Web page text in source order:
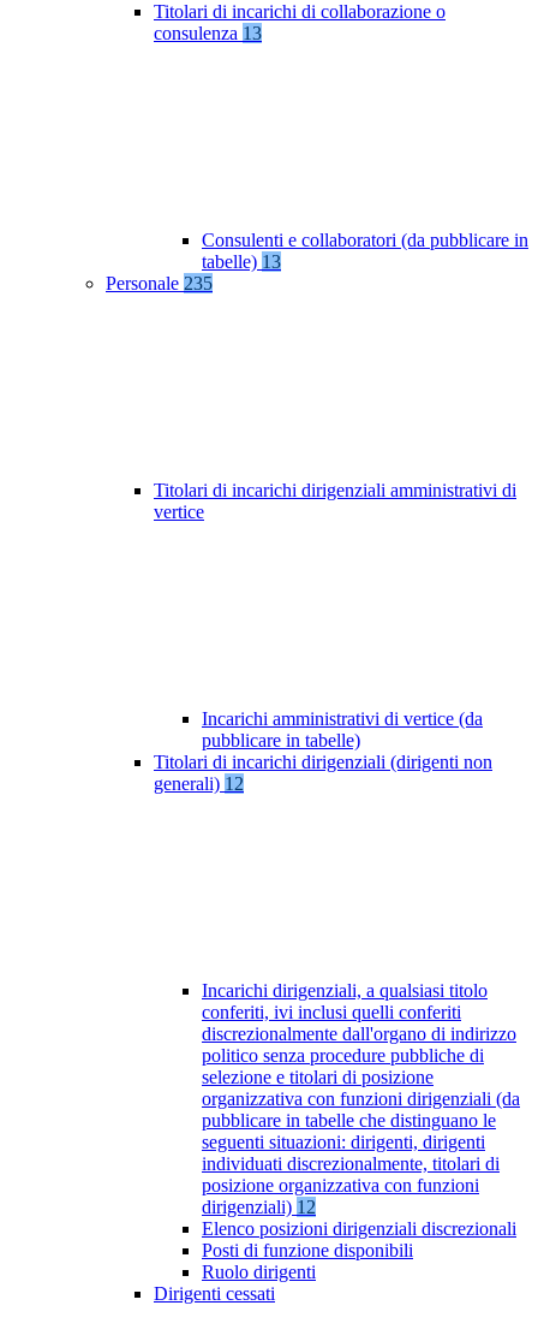
Titolari di incarichi di collaborazione o
consulenza 13
Consulenti e collaboratori (da pubblicare in
tabelle) 13
Personale 235
Titolari di incarichi dirigenziali amministrativi di
vertice
Incarichi amministrativi di vertice (da
pubblicare in tabelle)
Titolari di incarichi dirigenziali (dirigenti non
generali) 12
Incarichi dirigenziali, a qualsiasi titolo
conferiti, ivi inclusi quelli conferiti
discrezionalmente dall'organo di indirizzo
politico senza procedure pubbliche di
selezione e titolari di posizione
organizzativa con funzioni dirigenziali (da
pubblicare in tabelle che distinguano le
seguenti situazioni: dirigenti, dirigenti
individuati discrezionalmente, titolari di
posizione organizzativa con funzioni
dirigenziali) 12
Elenco posizioni dirigenziali discrezionali
Posti di funzione disponibili
Ruolo dirigenti
Dirigenti cessati